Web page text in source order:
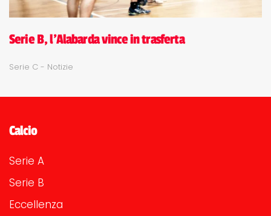
Serie B, l'Alabarda vince in trasferta
Serie C - Notizie
Calcio
Serie A
Serie B
Eccellenza